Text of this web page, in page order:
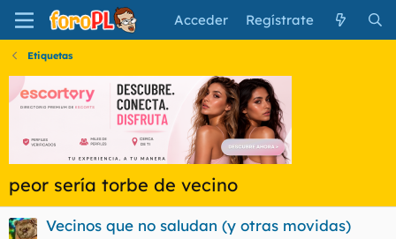
Acceder Regístrate
Etiquetas
peor sería torbe de vecino
Vecinos que no saludan (y otras movidas)